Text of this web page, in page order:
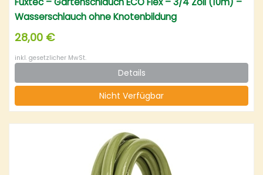
Wasserschlauch ohne Knotenbildung
28,00 €
inkl. gesetzlicher MwSt.
Details
Nicht Verfügbar